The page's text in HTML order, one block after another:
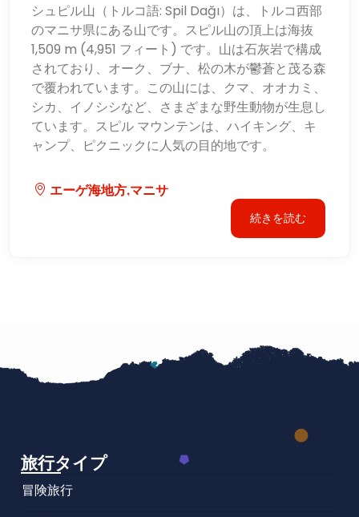
シュピル山（トルコ語: Spil Dağı）は、トルコ西部
のマニサ県にある山です。スピル山の頂上は海抜
1,509 m (4,951 フィート) です。山は石灰岩で構成
されており、オーク、ブナ、松の木が鬱蒼と茂る森
で覆われています。この山には、クマ、オオカミ、
シカ、イノシシなど、さまざまな野生動物が生息し
ています。スピル マウンテンは、ハイキング、キ
ャンプ、ピクニックに人気の目的地です。
エーゲ海地方,マニサ
続きを読む
旅行タイプ
冒険旅行